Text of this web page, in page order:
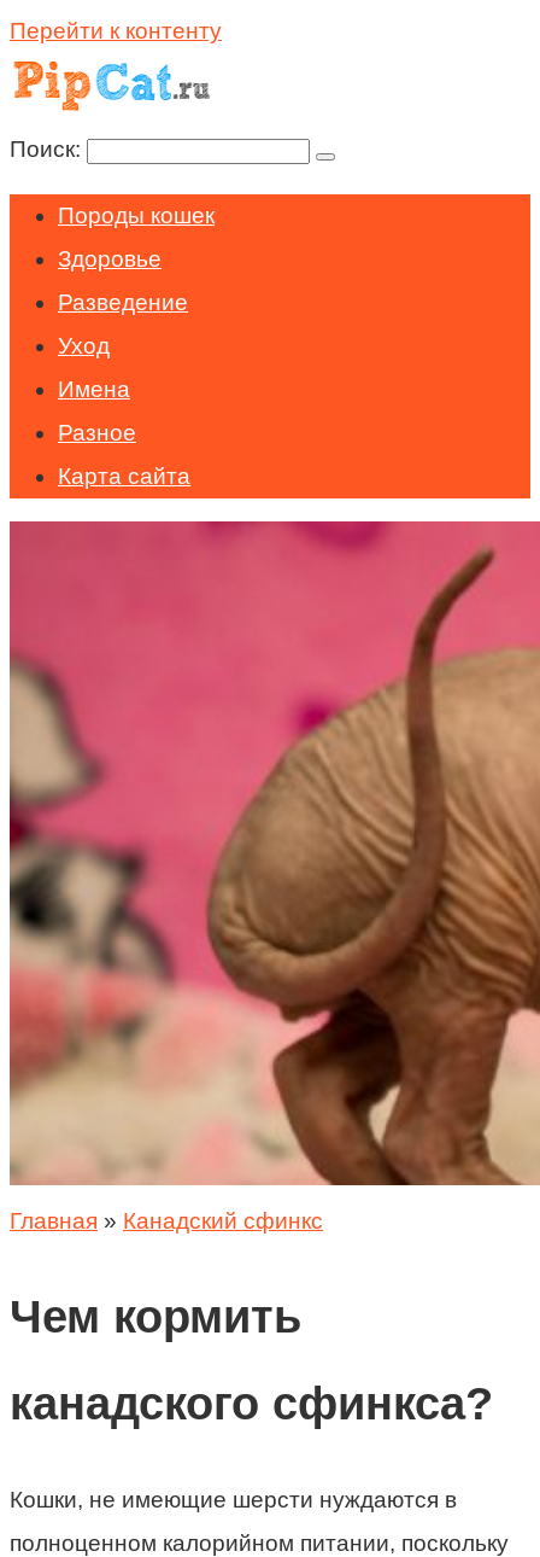
Перейти к контенту
Поиск:
Породы кошек
Здоровье
Разведение
Уход
Имена
Разное
Карта сайта
Главная » Канадский сфинкс
Чем кормить
канадского сфинкса?
Кошки, не имеющие шерсти нуждаются в
полноценном калорийном питании, поскольку